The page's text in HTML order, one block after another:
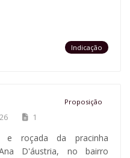
Indicação
Proposição
1
e roçada da pracinha
D'áustria, no bairro